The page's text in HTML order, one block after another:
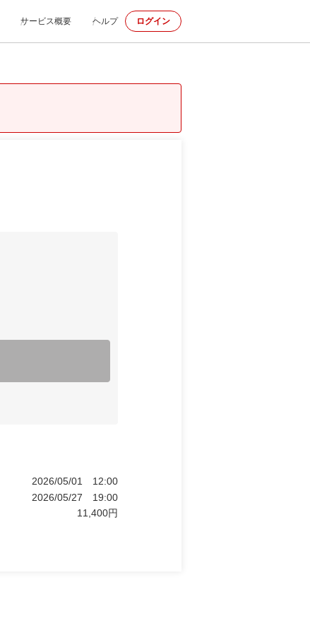
サービス概要 ヘルプ ログイン
2026/05/01
12:00
2026/05/27
19:00
11,400円